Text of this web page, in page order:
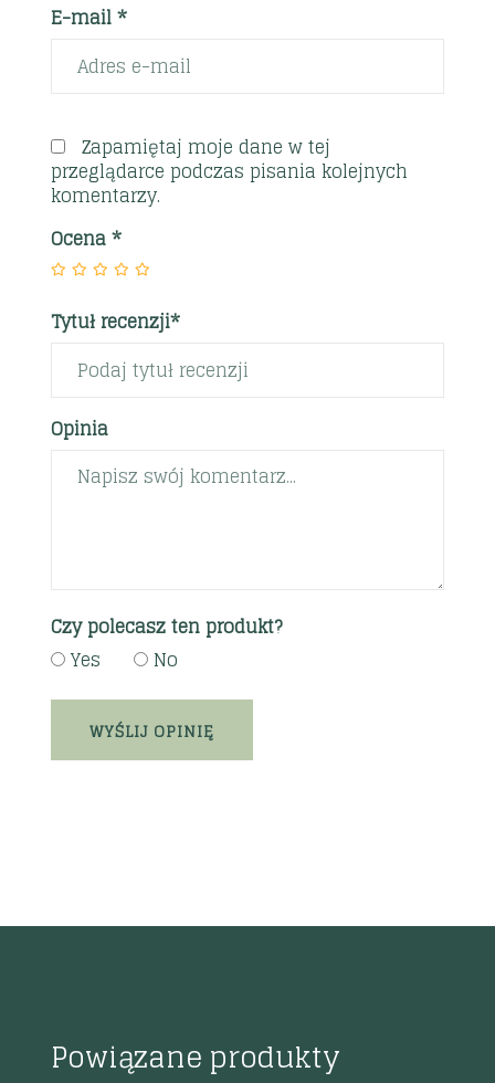
E-mail *
Zapamiętaj moje dane w tej
przeglądarce podczas pisania kolejnych
komentarzy.
Ocena*
Tytuł recenzji*
Opinia
Czy polecasz ten produkt?
Yes
No
Powiązane produkty